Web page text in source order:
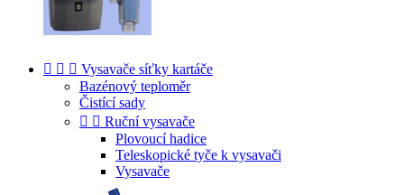
   Vysavače síťky kartáče
Bazénový teploměr
Čistící sady
  Ruční vysavače
Plovoucí hadice
Teleskopické tyče k vysavači
Vysavače